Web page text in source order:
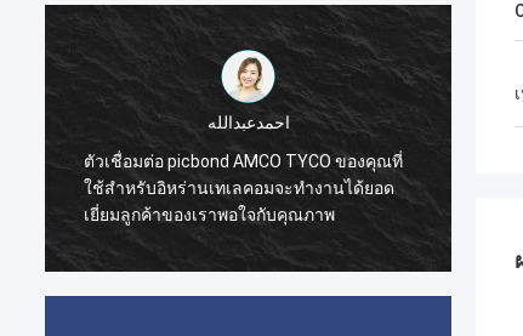
احمدعبدالله
ตัวเชื่อมต่อ picbond AMCO TYCO ของคุณที่
ใช้สำหรับอิหร่านเทเลคอมจะทำงานได้ยอด
เยี่ยมลูกค้าของเราพอใจกับคุณภาพ